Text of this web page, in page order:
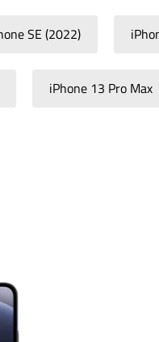
SE (2022)
iPhone 13 Pro Max